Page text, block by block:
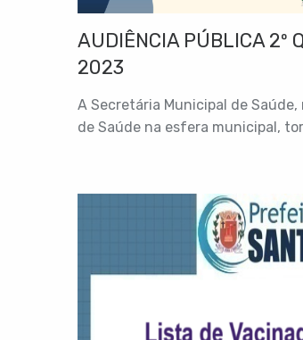
AUDIÊNCIA PÚBLICA 2º
2023
A Secretária Municipal de
de Saúde na esfera municipal,